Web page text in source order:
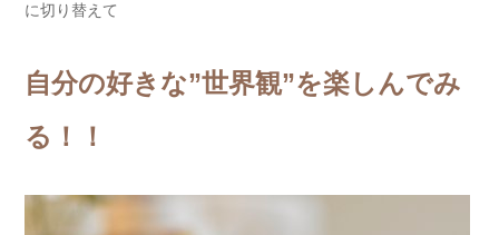
に切り替えて
自分の好きな”世界観”を楽しんでみ
る！！